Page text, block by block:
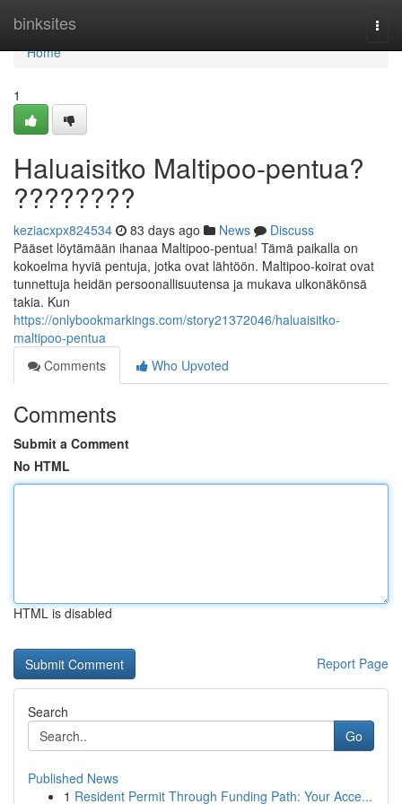
binksites
Home
Home
1
Haluaisitko Maltipoo-pentua?
????????
keziacxpx824534 83 days ago News
Discuss
Pääset löytämään ihanaa Maltipoo-pentua! Tämä paikalla on
kokoelma hyviä pentuja, jotka ovat lähtöön. Maltipoo-koirat ovat
tunnettuja heidän persoonallisuutensa ja mukava ulkonäkönsä
takia. Kun
https://onlybookmarkings.com/story21372046/haluaisitko-
maltipoo-pentua
Comments
Who Upvoted
Comments
Submit a Comment
No HTML
HTML is disabled
Report Page
Search
Go
Published News
1 Resident Permit Through Funding Path: Your Acce...